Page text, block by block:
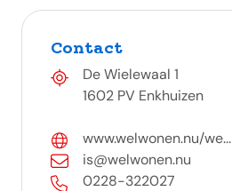
Contact
De Wielewaal 1
1602 PV Enkhuizen
www.welwonen.nu/we...
is@welwonen.nu
0228-322027